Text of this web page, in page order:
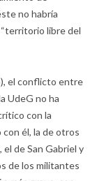
no habría
libre del
el conflicto entre
UdeG no ha
con la
con él, la de otros
de San Gabriel y
de los militantes